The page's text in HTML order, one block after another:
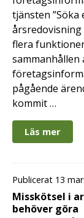
tjänsten ”Söka
årsredovisning
flera
sammanhållen
pågående
kommit …
Läs mer
Publicerat 13
Misskötsel i
behöver göra